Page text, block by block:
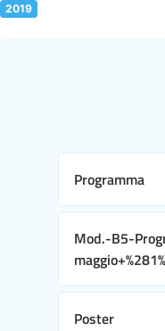
2019
Programma
Mod.-B5-
Poster